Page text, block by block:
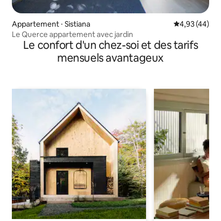
Appartement ⋅ Sistiana Évaluation
4,93 (44)
Le Querce appartement avec jardin
Le confort d'un chez-soi et des tarifs
mensuels avantageux